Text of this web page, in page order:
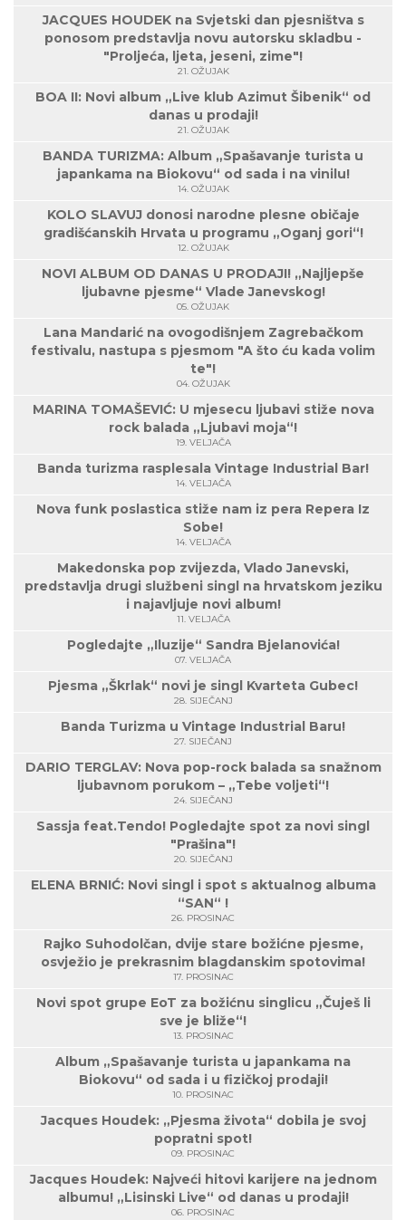
JACQUES HOUDEK na Svjetski dan pjesništva s
ponosom predstavlja novu autorsku skladbu -
"Proljeća, ljeta, jeseni, zime"!
21. OŽUJAK
BOA II: Novi album „Live klub Azimut Šibenik“ od
danas u prodaji!
21. OŽUJAK
BANDA TURIZMA: Album „Spašavanje turista u
japankama na Biokovu“ od sada i na vinilu!
14. OŽUJAK
KOLO SLAVUJ donosi narodne plesne običaje
gradišćanskih Hrvata u programu „Oganj gori“!
12. OŽUJAK
NOVI ALBUM OD DANAS U PRODAJI! „Najljepše
ljubavne pjesme“ Vlade Janevskog!
05. OŽUJAK
Lana Mandarić na ovogodišnjem Zagrebačkom
festivalu, nastupa s pjesmom "A što ću kada volim
te"!
04. OŽUJAK
MARINA TOMAŠEVIĆ: U mjesecu ljubavi stiže nova
rock balada „Ljubavi moja“!
19. VELJAČA
Banda turizma rasplesala Vintage Industrial Bar!
14. VELJAČA
Nova funk poslastica stiže nam iz pera Repera Iz
Sobe!
14. VELJAČA
Makedonska pop zvijezda, Vlado Janevski,
predstavlja drugi službeni singl na hrvatskom jeziku
i najavljuje novi album!
11. VELJAČA
Pogledajte „Iluzije“ Sandra Bjelanovića!
07. VELJAČA
Pjesma „Škrlak“ novi je singl Kvarteta Gubec!
28. SIJEČANJ
Banda Turizma u Vintage Industrial Baru!
27. SIJEČANJ
DARIO TERGLAV: Nova pop-rock balada sa snažnom
ljubavnom porukom – „Tebe voljeti“!
24. SIJEČANJ
Sassja feat.Tendo! Pogledajte spot za novi singl
"Prašina"!
20. SIJEČANJ
ELENA BRNIĆ: Novi singl i spot s aktualnog albuma
“SAN“ !
26. PROSINAC
Rajko Suhodolčan, dvije stare božićne pjesme,
osvježio je prekrasnim blagdanskim spotovima!
17. PROSINAC
Novi spot grupe EoT za božićnu singlicu „Čuješ li
sve je bliže“!
13. PROSINAC
Album „Spašavanje turista u japankama na
Biokovu“ od sada i u fizičkoj prodaji!
10. PROSINAC
Jacques Houdek: „Pjesma života“ dobila je svoj
popratni spot!
09. PROSINAC
Jacques Houdek: Najveći hitovi karijere na jednom
albumu! „Lisinski Live“ od danas u prodaji!
06. PROSINAC